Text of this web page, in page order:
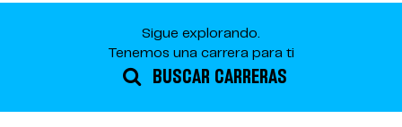
Sigue explorando.
Tenemos una carrera para ti
BUSCAR CARRERAS